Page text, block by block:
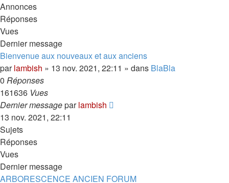
Annonces
Réponses
Vues
Dernier message
Bienvenue aux nouveaux et aux anciens
parlambish » 13 nov. 2021, 22:11 » dans BlaBla
0 Réponses
161636 Vues
Dernier messageparlambish
13 nov. 2021, 22:11
Sujets
Réponses
Vues
Dernier message
ARBORESCENCE ANCIEN FORUM